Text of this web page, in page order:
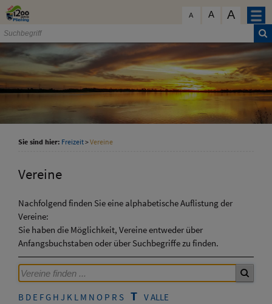
Zum Inhalt
A A A
Sie sind hier: Freizeit>Vereine
Vereine
Nachfolgend finden Sie eine alphabetische Auflistung der
Vereine:
Sie haben die Möglichkeit, Vereine entweder über
Anfangsbuchstaben oder über Suchbegriffe zu finden.
B D E FG H J K L M N O P R S T VALLE
schließen